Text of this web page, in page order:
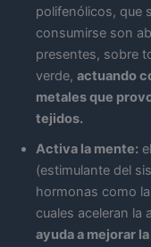
polifenólicos, que
consumirse son
presentes, sobre
verde, actuando
metales que
tejidos.
Activa la mente:
(estimulante del
hormonas como
cuales aceleran la
ayuda a mejorar